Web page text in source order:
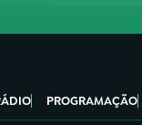
PROGRAMAÇÃO